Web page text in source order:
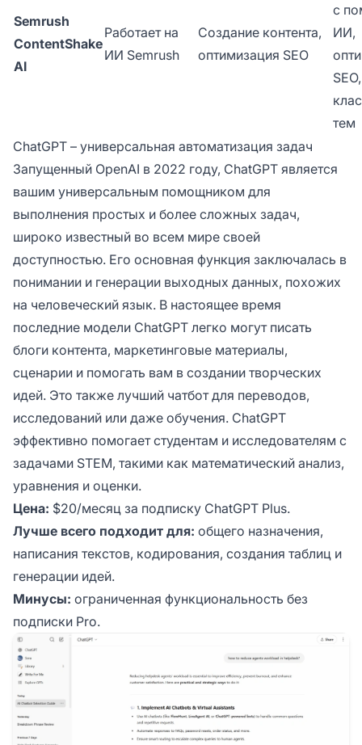
Semrush
ContentShake
AI
Работает на
ИИ Semrush
Создание контента,
оптимизация SEO
с
ИИ,
SEO,
тем
ChatGPT – универсальная автоматизация задач
Запущенный OpenAI в 2022 году, ChatGPT является
вашим универсальным помощником для
выполнения простых и более сложных задач,
широко известный во всем мире своей
доступностью. Его основная функция заключалась в
понимании и генерации выходных данных, похожих
на человеческий язык. В настоящее время
последние модели ChatGPT легко могут писать
блоги контента, маркетинговые материалы,
сценарии и помогать вам в создании творческих
идей. Это также лучший чатбот для переводов,
исследований или даже обучения. ChatGPT
эффективно помогает студентам и исследователям с
задачами STEM, такими как математический анализ,
уравнения и оценки.
Цена: $20/месяц за подписку ChatGPT Plus.
Лучше всего подходит для: общего назначения,
написания текстов, кодирования, создания таблиц и
генерации идей.
Минусы: ограниченная функциональность без
подписки Pro.